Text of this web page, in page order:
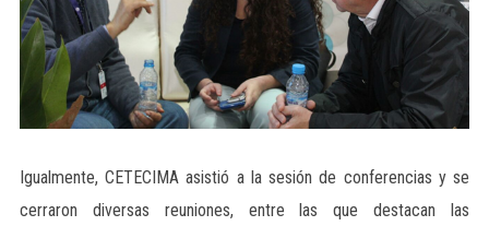
Igualmente, CETECIMA asistió a la sesión de conferencias y se
cerraron diversas reuniones, entre las que destacan las